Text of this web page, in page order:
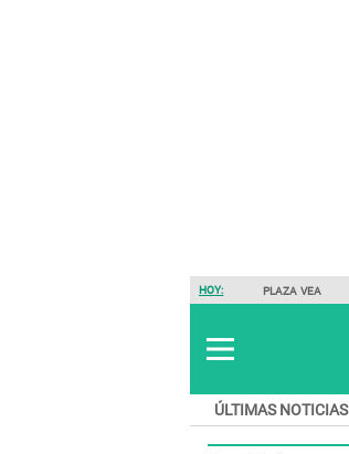
HOY: PLAZA VEA
ÚLTIMAS NOTICIAS